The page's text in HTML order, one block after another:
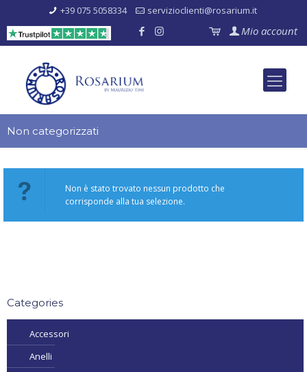
+39 075 5058334 servizioclienti@rosarium.it
Mio account
Non categorizzati
Non è stato trovato nessun prodotto che
corrisponde alla tua selezione.
Categories
Accessori
Anelli